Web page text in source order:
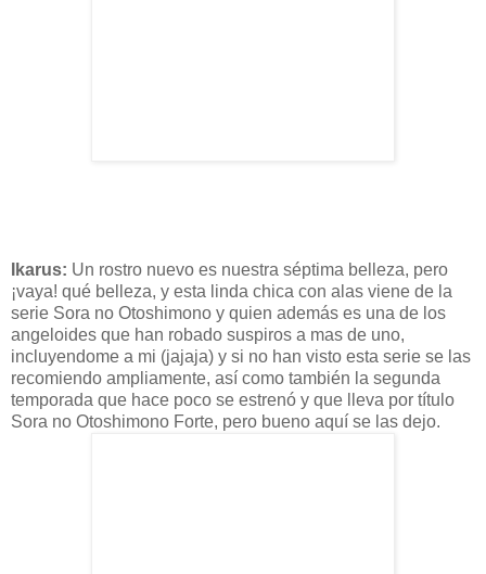
Ikarus: Un rostro nuevo es nuestra séptima belleza, pero
¡vaya! qué belleza, y esta linda chica con alas viene de la
serie Sora no Otoshimono y quien además es una de los
angeloides que han robado suspiros a mas de uno,
incluyendome a mi (jajaja) y si no han visto esta serie se las
recomiendo ampliamente, así como también la segunda
temporada que hace poco se estrenó y que lleva por título
Sora no Otoshimono Forte, pero bueno aquí se las dejo.